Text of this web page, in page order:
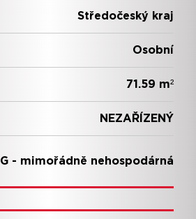
Středočeský kraj
Osobní
71.59 m²
NEZAŘÍZENÝ
G - mimořádně nehospodárná